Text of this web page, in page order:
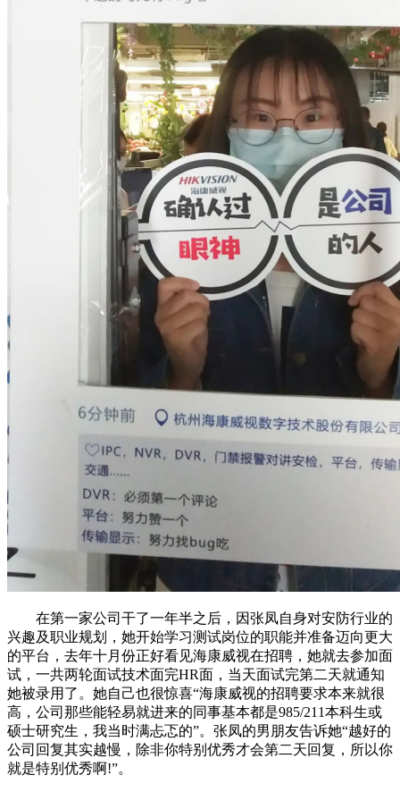
在第一家公司干了一年半之后，因张凤自身对安防行业的
兴趣及职业规划，她开始学习测试岗位的职能并准备迈向更大
的平台，去年十月份正好看见海康威视在招聘，她就去参加面
试，一共两轮面试技术面完HR面，当天面试完第二天就通知
她被录用了。她自己也很惊喜“海康威视的招聘要求本来就很
高，公司那些能轻易就进来的同事基本都是985/211本科生或
硕士研究生，我当时满忐忑的”。张凤的男朋友告诉她“越好的
公司回复其实越慢，除非你特别优秀才会第二天回复，所以你
就是特别优秀啊!”。